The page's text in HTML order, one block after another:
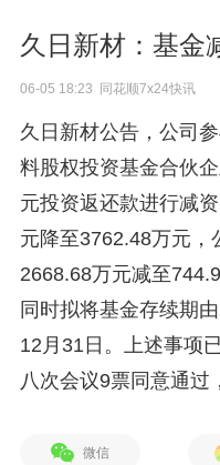
久日新材：基金
06-05 18:23 同花顺7x24快讯
久日新材公告，公司
料股权投资基金合伙
元投资返还款进行减
元降至3762.48万元，
2668.68万元减至
同时拟将基金存续期
12月31日。上述事项
八次会议9票同意通过
微信